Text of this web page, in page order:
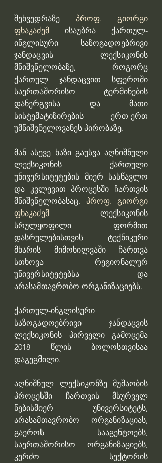
შეხვედრაზე პროფ. გიორგი
ფხაკაძემ ისაუბრა ქართულ-
ინგლისური საზოგადოებრივი
ჯანდაცვის ლექსიკონის
მნიშვნელობაზე, როგორც
ქართულ ჯანდაცვით სფეროში
საერთაშორისო ტერმინების
დანერგვისა და მათი
სისტემატიზირების ერთ-ერთ
უმნიშვნელოვანეს პირობაზე.
მან ასევე ხაზი გაუსვა აღნიშნული
ლექსიკონის ქართული
უნივერსიტეტების მიერ სასწავლო
და კვლევით პროცესში ჩართვის
მნიშვნელობასაც. პროფ. გიორგი
ფხაკაძემ ლექსიკონის
სრულყოფილი ფორმით
დასრულებისთვის ტექნიკური
მხარის მიმოხილვაში ჩართვა
სთხოვა რეგიონალურ
უნივერსიტეტებსა და
არასამთავრობო ორგანიზაციებს.
ქართულ-ინგლისური
საზოგადოებრივი ჯანდაცვის
ლექსიკონის პირველი გამოცემა
2018 წლის ბოლოსთვისაა
დაგეგმილი.
აღნიშნულ ლექსიკონზე მუშაობის
პროცესში ჩართვის მსურველ
ნებისმიერ უნივერსიტეტს,
არასამთავრობო ორგანიზაციას,
გაეროს სააგენტოებს,
საერთაშორისო ორგანიზაციებს,
კერძო სექტორის